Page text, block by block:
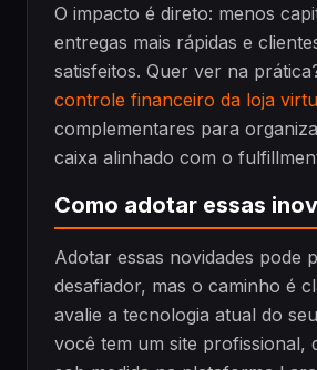
O impacto é direto: menos
entregas mais rápidas e
satisfeitos. Quer ver na
controle financeiro da loja
complementares para
caixa alinhado com o
Como adotar essas
Adotar essas novidades pode
desafiador, mas o caminho é
avalie a tecnologia atual do
você tem um site profissional,